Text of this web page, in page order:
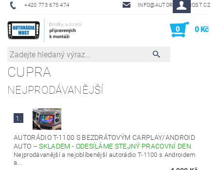
+420 773 675 474 INFO@AUTORADIA-MOST.CZ
0 0 Kč
CUPRA
NEJPRODÁVANĚJŠÍ
1.
AUTORÁDIO T-1100 S BEZDRÁTOVÝM CARPLAY/ANDROID
AUTO –SKLADEM - ODESÍLÁME STEJNÝ PRACOVNÍ DEN
Nejprodávanější a nejoblíbenější autorádio T-1100 s Androidem
a...